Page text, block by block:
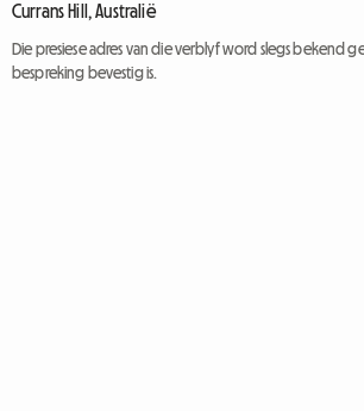
Currans Hill, Australië
Die presiese adres van die verblyf word slegs bekend
bespreking bevestig is.